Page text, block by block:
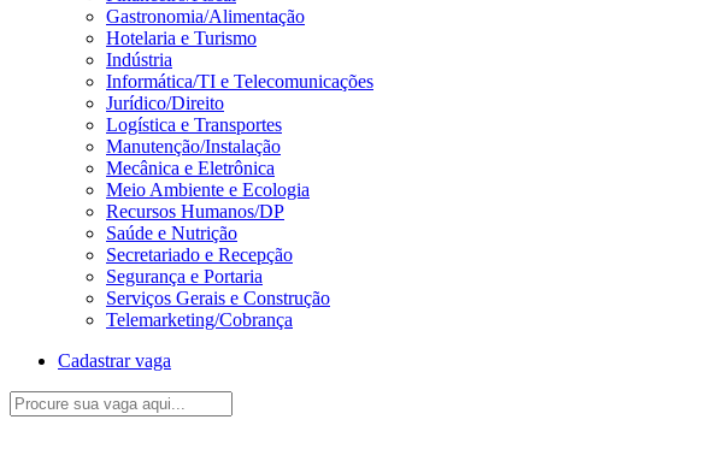
Gastronomia/Alimentação
Hotelaria e Turismo
Indústria
Informática/TI e Telecomunicações
Jurídico/Direito
Logística e Transportes
Manutenção/Instalação
Mecânica e Eletrônica
Meio Ambiente e Ecologia
Recursos Humanos/DP
Saúde e Nutrição
Secretariado e Recepção
Segurança e Portaria
Serviços Gerais e Construção
Telemarketing/Cobrança
Cadastrar vaga